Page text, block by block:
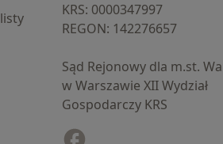
KRS: ⁠0000347997
REGON: ⁠142276657
Sąd Rejonowy dla m.st.
w Warszawie XII Wydział
Gospodarczy KRS